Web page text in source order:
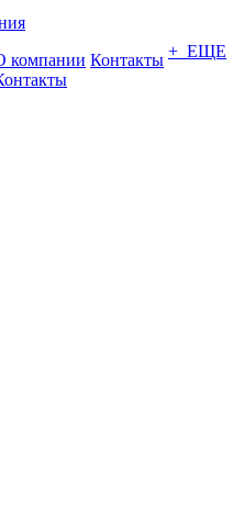
компании Контакты + ЕЩЕ